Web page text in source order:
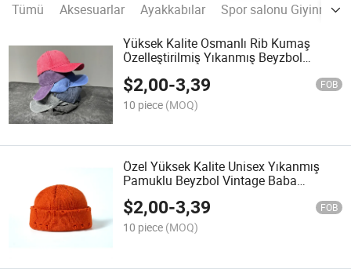
Tümü Aksesuarlar Ayakkabılar
Spor salonu Giyinme
Yüksek Kalite Osmanlı Rib Kumaş
Özelleştirilmiş Yıkanmış Beyzbol
$2,00-3,39 FOB
10 piece (MOQ)
Özel Yüksek Kalite Unisex Yıkanmış
Pamuklu Beyzbol Vintage Baba
Şapkası
$2,00-3,39 FOB
10 piece (MOQ)